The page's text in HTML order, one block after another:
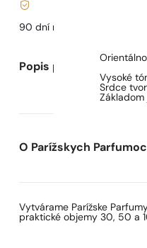
90 dní na
Popis parfumu
Vysoké
Srdce
Základom
O Parížskych
Vytvárame Parížske
praktické objemy 30, 50 a